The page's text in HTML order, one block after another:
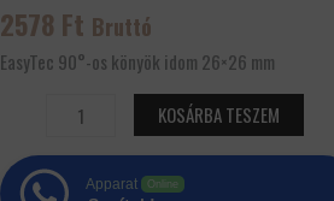
2578 Ft Bruttó
EasyTec 90°-os könyök idom 26×26 mm
26x26
mm
KOSÁRBA TESZEM
Apparat Online